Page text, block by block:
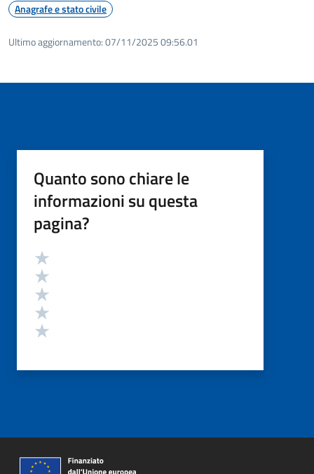
Anagrafe e stato civile
Ultimo aggiornamento:07/11/2025 09:56.01
Quanto sono chiare le
informazioni su questa
pagina?
Valutazione